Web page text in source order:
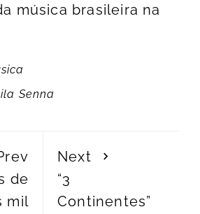
música brasileira na
Senna
de
mil
Next
“3
Continentes”